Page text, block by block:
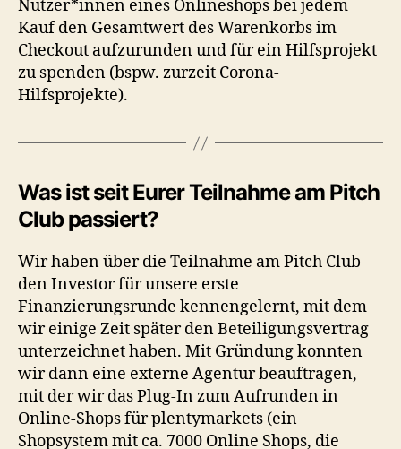
Nutzer*innen eines Onlineshops bei jedem
Kauf den Gesamtwert des Warenkorbs im
Checkout aufzurunden und für ein Hilfsprojekt
zu spenden (bspw. zurzeit Corona-
Hilfsprojekte).
Was ist seit Eurer Teilnahme am Pitch
Club passiert?
Wir haben über die Teilnahme am Pitch Club
den Investor für unsere erste
Finanzierungsrunde kennengelernt, mit dem
wir einige Zeit später den Beteiligungsvertrag
unterzeichnet haben. Mit Gründung konnten
wir dann eine externe Agentur beauftragen,
mit der wir das Plug-In zum Aufrunden in
Online-Shops für plentymarkets (ein
Shopsystem mit ca. 7000 Online Shops, die